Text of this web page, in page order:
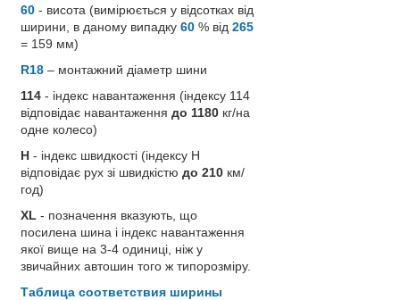
60 - висота (вимірюється у відсотках від
ширини, в даному випадку 60 % від 265
= 159 мм)
R18 – монтажний діаметр шини
114 - індекс навантаження (індексу 114
відповідає навантаження до 1180 кг/на
одне колесо)
H - індекс швидкості (індексу H
відповідає рух зі швидкістю до 210 км/
год)
XL - позначення вказують, що
посилена шина і індекс навантаження
якої вище на 3-4 одиниці, ніж у
звичайних автошин того ж типорозміру.
Таблица соответствия ширины